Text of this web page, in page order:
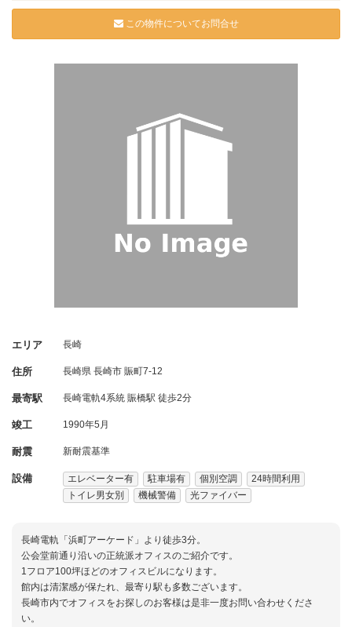
この物件についてお問合せ
エリア 長崎
住所 長崎県 長崎市 賑町7-12
最寄駅 長崎電軌4系統 賑橋駅 徒歩2分
竣工 1990年5月
耐震 新耐震基準
設備 エレベーター有 駐車場有 個別空調
24時間利用
トイレ男女別
機械警備 光ファイバー
長崎電軌「浜町アーケード」より徒歩3分。
公会堂前通り沿いの正統派オフィスのご紹介です。
1フロア100坪ほどのオフィスビルになります。
館内は清潔感が保たれ、最寄り駅も多数ございます。
長崎市内でオフィスをお探しのお客様は是非一度お問い合わせくださ
い。